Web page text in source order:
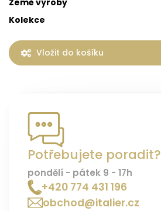
Země výroby
Kolekce
Vložit do košíku
Potřebujete poradit?
pondělí - pátek 9 - 17h
+420 774 431 196
obchod@italier.cz